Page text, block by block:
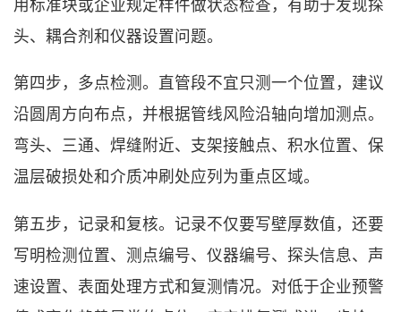
用标准块或企业规定样件做状态检查，有助于发现探
头、耦合剂和仪器设置问题。
第四步，多点检测。直管段不宜只测一个位置，建议
沿圆周方向布点，并根据管线风险沿轴向增加测点。
弯头、三通、焊缝附近、支架接触点、积水位置、保
温层破损处和介质冲刷处应列为重点区域。
第五步，记录和复核。记录不仅要写壁厚数值，还要
写明检测位置、测点编号、仪器编号、探头信息、声
速设置、表面处理方式和复测情况。对低于企业预警